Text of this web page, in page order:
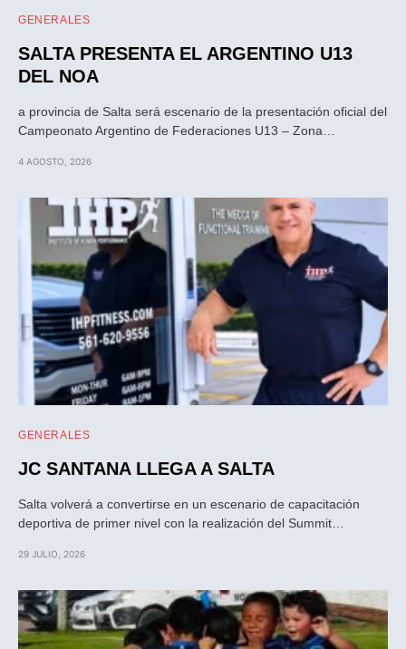
GENERALES
SALTA PRESENTA EL ARGENTINO U13
DEL NOA
a provincia de Salta será escenario de la presentación oficial del
Campeonato Argentino de Federaciones U13 – Zona…
4 AGOSTO, 2026
GENERALES
JC SANTANA LLEGA A SALTA
Salta volverá a convertirse en un escenario de capacitación
deportiva de primer nivel con la realización del Summit…
29 JULIO, 2026